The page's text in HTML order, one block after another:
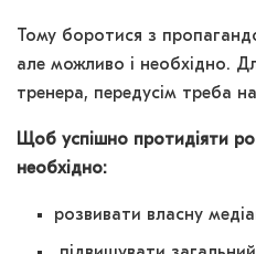
Тому боротися з
але можливо і необхідно.
тренера, передусім треба
Щоб успішно протидіяти
необхідно:
розвивати власну